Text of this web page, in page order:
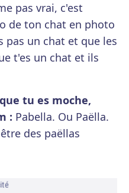
pas vrai, c'est
de ton chat en photo
pas un chat et que les
t'es un chat et ils
tu es moche,
: Pabella. Ou Paëlla.
des paëllas